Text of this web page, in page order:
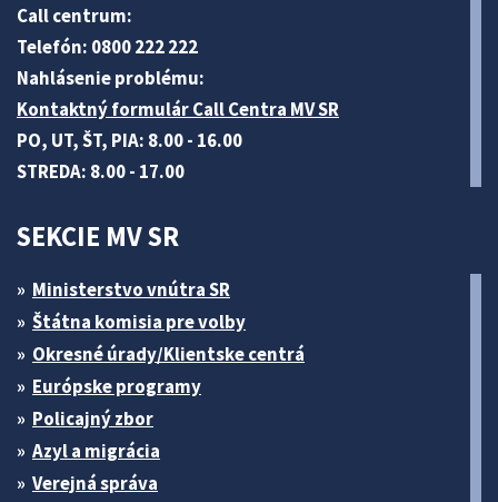
Call centrum:
Telefón: 0800 222 222
Nahlásenie problému:
Kontaktný formulár Call Centra MV SR
PO, UT, ŠT, PIA: 8.00 - 16.00
STREDA: 8.00 - 17.00
SEKCIE MV SR
Ministerstvo vnútra SR
Štátna komisia pre volby
Okresné úrady/Klientske centrá
Európske programy
Policajný zbor
Azyl a migrácia
Verejná správa